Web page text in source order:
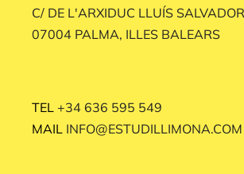
C/ DE L'ARXIDUC LLUÍS
07004 PALMA, ILLES BALEARS
TEL +34 636 595 549
MAIL INFO@ESTUDILLIMONA.COM